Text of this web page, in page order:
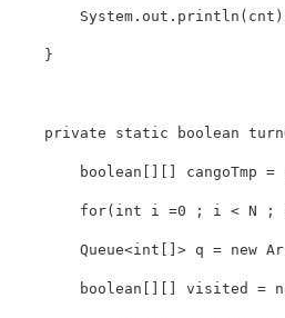
    }
private static boolean
boolean[][] cangoTmp =
for(int i =0 ; i < N ;
        Queue
<int[] > q = new
boolean[][] visited =